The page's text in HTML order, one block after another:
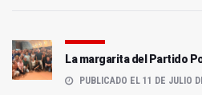
La margarita del Partido
PUBLICADO EL 11 DE JULIO